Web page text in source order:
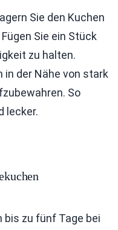
Sie den Kuchen
Sie ein Stück
zu halten.
in der Nähe von stark
So
lecker.
bis zu fünf Tage bei